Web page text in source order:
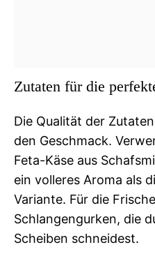
Zutaten für die
Die Qualität der
den Geschmack.
Feta-Käse aus
ein volleres Aroma als
Variante. Für die
Schlangengurken, die
Scheiben schneidest.